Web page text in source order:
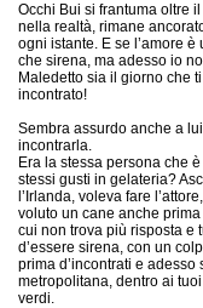
Occhi Bui si frantuma oltre
nella realtà, rimane
ogni istante. E se l’amore
che sirena, ma adesso io
Maledetto sia il giorno che
Sembra assurdo anche a
incontrarla.
Era la stessa persona che
stessi gusti in gelateria?
l’Irlanda, voleva fare
voluto un cane anche
cui non trova più risposta e
d’essere sirena, con un
prima d’incontrati e
metropolitana, dentro ai